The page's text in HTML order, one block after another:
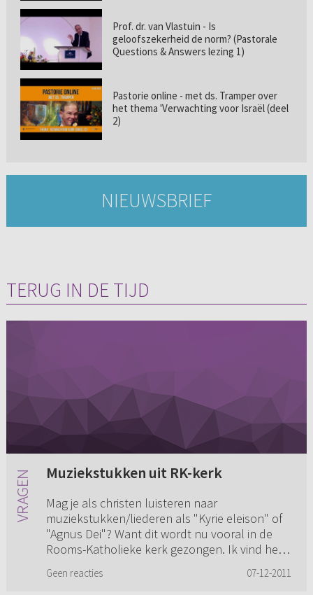
Prof. dr. van Vlastuin - Is
geloofszekerheid de norm? (Pastorale
Questions & Answers lezing 1)
Pastorie online - met ds. Tramper over
het thema 'Verwachting voor Israël (deel
2)
NIEUWSBRIEF
TERUG IN DE TIJD
Muziekstukken uit RK-kerk
Mag je als christen luisteren naar
muziekstukken/liederen als "Kyrie eleison" of
"Agnus Dei"? Want dit wordt nu vooral in de
Rooms-Katholieke kerk gezongen. Ik vind het
Geen reacties 07-12-2011